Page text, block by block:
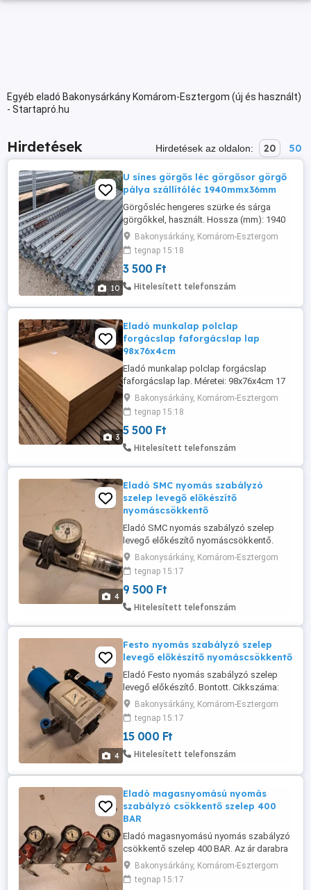
Egyéb eladó Bakonysárkány Komárom-Esztergom (új és használt)
- Startapró.hu
Hirdetések Hirdetések az oldalon: 20 50
10
U sínes görgős léc görgősor görgő
pálya szállítóléc 1940mmx36mm
Görgősléc hengeres szürke és sárga
görgőkkel, használt. Hossza (mm): 1940
mm Szélessége (mm): 36 mm
Magassága (mm): 35 mm (görgővel)
Görgő mérete: 28 mm Fémtengellyel A
görgőslécek használatával
optimalizálható az áruáramlás a vállalatnál
könnyű futás csekély ...
Bakonysárkány, Komárom-Esztergom
tegnap 15:18
3 500 Ft
Hitelesített telefonszám
3
Eladó munkalap polclap
forgácslap faforgácslap lap
98x76x4cm
Eladó munkalap polclap forgácslap
faforgácslap lap. Méretei: 98x76x4cm 17
darab van belőle összesen. Az ár darabra
értendő.
Bakonysárkány, Komárom-Esztergom
tegnap 15:18
5 500 Ft
Hitelesített telefonszám
4
Eladó SMC nyomás szabályzó
szelep levegő előkészítő
nyomáscsökkentő
Eladó SMC nyomás szabályzó szelep
levegő előkészítő nyomáscsökkentő.
Cikkszáma: AW2000-02BDG Több darab
van belőle.
Bakonysárkány, Komárom-Esztergom
tegnap 15:17
9 500 Ft
Hitelesített telefonszám
4
Festo nyomás szabályzó szelep
levegő előkészítő nyomáscsökkentő
Eladó Festo nyomás szabályzó szelep
levegő előkészítő. Bontott. Cikkszáma:
ms6-lr-1 4-d6
Bakonysárkány, Komárom-Esztergom
tegnap 15:17
15 000 Ft
Hitelesített telefonszám
Eladó magasnyomású nyomás
szabályzó csökkentő szelep 400
BAR
Eladó magasnyomású nyomás szabályzó
csökkentő szelep 400 BAR. Az ár darabra
értendő. 3 darab van.
Bakonysárkány, Komárom-Esztergom
tegnap 15:17